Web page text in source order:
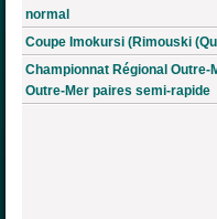
normal
Coupe Imokursi (Rimouski
Championnat Régional Outre-
Outre-Mer paires semi-rapide